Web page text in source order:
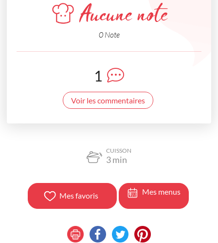
Aucune note
0 Note
1
Voir les commentaires
CUISSON
3min
Mes favoris Mes menus